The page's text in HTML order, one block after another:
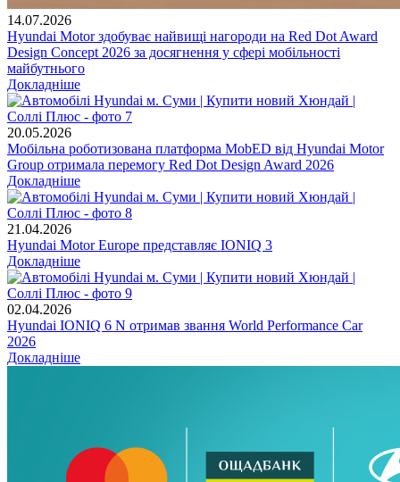
14.07.2026
Hyundai Motor здобуває найвищі нагороди на Red Dot Award
Design Concept 2026 за досягнення у сфері мобільності
майбутнього
Докладніше
20.05.2026
Мобільна роботизована платформа MobED від Hyundai Motor
Group отримала перемогу Red Dot Design Award 2026
Докладніше
21.04.2026
Hyundai Motor Europe представляє IONIQ 3
Докладніше
02.04.2026
Hyundai IONIQ 6 N отримав звання World Performance Car
2026
Докладніше